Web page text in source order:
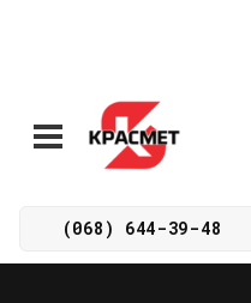
(068) 644-39-48